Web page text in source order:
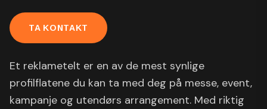
TA KONTAKT
Et reklametelt er en av de mest synlige
profilflatene du kan ta med deg på messe, event,
kampanje og utendørs arrangement. Med riktig